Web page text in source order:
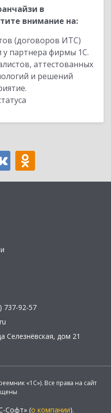
в
внимание на:
(договоров ИТС)
партнера фирмы 1С.
аттестованных
и решений
737-92-57
Селезнёвская, дом 21
«1С»). Все права на сайт
Софт» (о компании).